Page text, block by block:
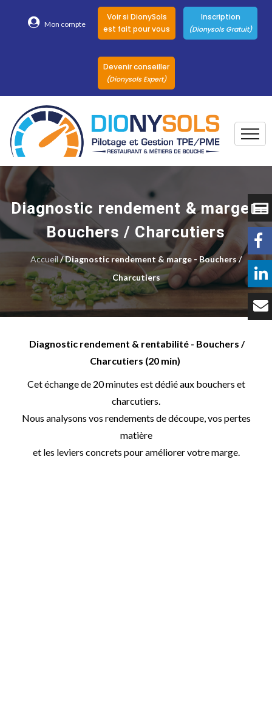
Mon compte
Voir si DionySols
est fait pour vous
Inscription
(Dionysols Gratuit)
Devenir conseiller
(Dionysols Expert)
Nos conseillers
DionySols
Nos versions
Nos autres
Solutions
Témoignages
Tarifs
Contact
Diagnostic rendement & marge -
Bouchers / Charcutiers
Accueil/ Diagnostic rendement & marge - Bouchers /
Charcutiers
Diagnostic rendement & rentabilité - Bouchers /
Charcutiers (20 min)
Cet échange de 20 minutes est dédié aux bouchers et
charcutiers.
Nous analysons vos rendements de découpe, vos pertes
matière
et les leviers concrets pour améliorer votre marge.